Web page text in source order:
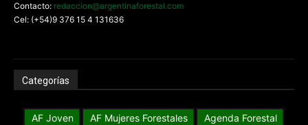
Contacto: redaccion@argentinaforestal.com
Cel: (+54)9 376 15 4 131636
Categorías
AF Joven AF Mujeres Forestales
Agenda Forestal